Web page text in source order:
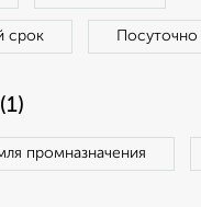
срок Посуточно
промназначения